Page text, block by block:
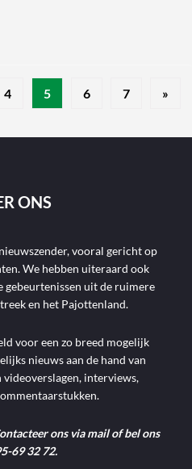
4 5 6 7 »
ONS
vooral gericht op
We hebben uiteraard ook
gebeurtenissen uit de ruimere
en het Pajottenland.
voor een zo breed mogelijk
nieuws aan de hand van
interviews,
ons via mail of bel ons
69 32 72.